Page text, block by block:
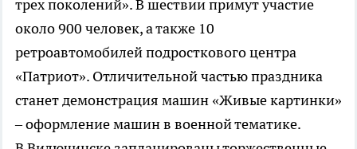
трех поколений». В шествии примут участие
около 900 человек, а также 10
ретроавтомобилей подросткового центра
«Патриот». Отличительной частью праздника
станет демонстрация машин «Живые картинки»
– оформление машин в военной тематике.